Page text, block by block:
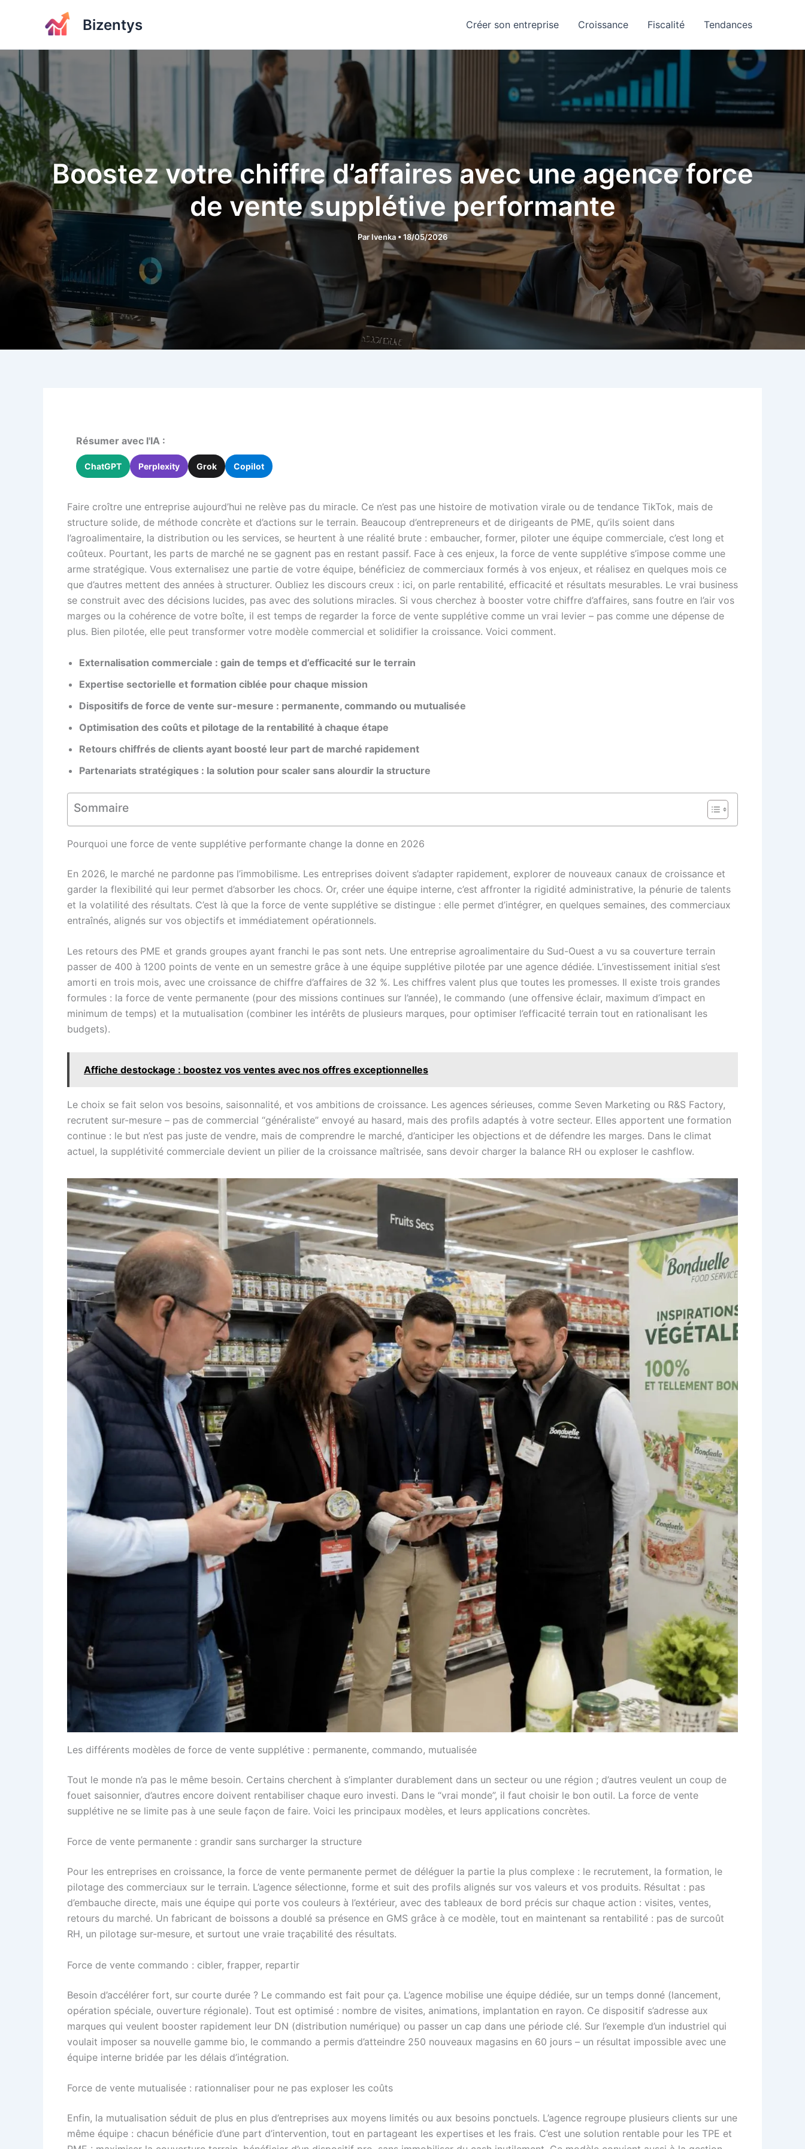
Bizentys Créer son entreprise Croissance Fiscalité Tendances
Boostez votre chiffre d’affaires avec une agence force
de vente supplétive performante
ParIvenka •18/05/2026
Résumer avec l'IA :
ChatGPT Perplexity Grok Copilot
Faire croître une entreprise aujourd’hui ne relève pas du miracle. Ce n’est pas une histoire de motivation virale ou de tendance TikTok, mais de
structure solide, de méthode concrète et d’actions sur le terrain. Beaucoup d’entrepreneurs et de dirigeants de PME, qu’ils soient dans
l’agroalimentaire, la distribution ou les services, se heurtent à une réalité brute : embaucher, former, piloter une équipe commerciale, c’est long et
coûteux. Pourtant, les parts de marché ne se gagnent pas en restant passif. Face à ces enjeux, la force de vente supplétive s’impose comme une
arme stratégique. Vous externalisez une partie de votre équipe, bénéficiez de commerciaux formés à vos enjeux, et réalisez en quelques mois ce
que d’autres mettent des années à structurer. Oubliez les discours creux : ici, on parle rentabilité, efficacité et résultats mesurables. Le vrai business
se construit avec des décisions lucides, pas avec des solutions miracles. Si vous cherchez à booster votre chiffre d’affaires, sans foutre en l’air vos
marges ou la cohérence de votre boîte, il est temps de regarder la force de vente supplétive comme un vrai levier – pas comme une dépense de
plus. Bien pilotée, elle peut transformer votre modèle commercial et solidifier la croissance. Voici comment.
Externalisation commerciale : gain de temps et d’efficacité sur le terrain
Expertise sectorielle et formation ciblée pour chaque mission
Dispositifs de force de vente sur-mesure : permanente, commando ou mutualisée
Optimisation des coûts et pilotage de la rentabilité à chaque étape
Retours chiffrés de clients ayant boosté leur part de marché rapidement
Partenariats stratégiques : la solution pour scaler sans alourdir la structure
Sommaire
Pourquoi une force de vente supplétive performante change la donne en 2026
En 2026, le marché ne pardonne pas l’immobilisme. Les entreprises doivent s’adapter rapidement, explorer de nouveaux canaux de croissance et
garder la flexibilité qui leur permet d’absorber les chocs. Or, créer une équipe interne, c’est affronter la rigidité administrative, la pénurie de talents
et la volatilité des résultats. C’est là que la force de vente supplétive se distingue : elle permet d’intégrer, en quelques semaines, des commerciaux
entraînés, alignés sur vos objectifs et immédiatement opérationnels.
Les retours des PME et grands groupes ayant franchi le pas sont nets. Une entreprise agroalimentaire du Sud-Ouest a vu sa couverture terrain
passer de 400 à 1200 points de vente en un semestre grâce à une équipe supplétive pilotée par une agence dédiée. L’investissement initial s’est
amorti en trois mois, avec une croissance de chiffre d’affaires de 32 %. Les chiffres valent plus que toutes les promesses. Il existe trois grandes
formules : la force de vente permanente (pour des missions continues sur l’année), le commando (une offensive éclair, maximum d’impact en
minimum de temps) et la mutualisation (combiner les intérêts de plusieurs marques, pour optimiser l’efficacité terrain tout en rationalisant les
budgets).
Affiche destockage : boostez vos ventes avec nos offres exceptionnelles
Le choix se fait selon vos besoins, saisonnalité, et vos ambitions de croissance. Les agences sérieuses, comme Seven Marketing ou R&S Factory,
recrutent sur-mesure – pas de commercial “généraliste” envoyé au hasard, mais des profils adaptés à votre secteur. Elles apportent une formation
continue : le but n’est pas juste de vendre, mais de comprendre le marché, d’anticiper les objections et de défendre les marges. Dans le climat
actuel, la supplétivité commerciale devient un pilier de la croissance maîtrisée, sans devoir charger la balance RH ou exploser le cashflow.
Les différents modèles de force de vente supplétive : permanente, commando, mutualisée
Tout le monde n’a pas le même besoin. Certains cherchent à s’implanter durablement dans un secteur ou une région ; d’autres veulent un coup de
fouet saisonnier, d’autres encore doivent rentabiliser chaque euro investi. Dans le “vrai monde”, il faut choisir le bon outil. La force de vente
supplétive ne se limite pas à une seule façon de faire. Voici les principaux modèles, et leurs applications concrètes.
Force de vente permanente : grandir sans surcharger la structure
Pour les entreprises en croissance, la force de vente permanente permet de déléguer la partie la plus complexe : le recrutement, la formation, le
pilotage des commerciaux sur le terrain. L’agence sélectionne, forme et suit des profils alignés sur vos valeurs et vos produits. Résultat : pas
d’embauche directe, mais une équipe qui porte vos couleurs à l’extérieur, avec des tableaux de bord précis sur chaque action : visites, ventes,
retours du marché. Un fabricant de boissons a doublé sa présence en GMS grâce à ce modèle, tout en maintenant sa rentabilité : pas de surcoût
RH, un pilotage sur-mesure, et surtout une vraie traçabilité des résultats.
Force de vente commando : cibler, frapper, repartir
Besoin d’accélérer fort, sur courte durée ? Le commando est fait pour ça. L’agence mobilise une équipe dédiée, sur un temps donné (lancement,
opération spéciale, ouverture régionale). Tout est optimisé : nombre de visites, animations, implantation en rayon. Ce dispositif s’adresse aux
marques qui veulent booster rapidement leur DN (distribution numérique) ou passer un cap dans une période clé. Sur l’exemple d’un industriel qui
voulait imposer sa nouvelle gamme bio, le commando a permis d’atteindre 250 nouveaux magasins en 60 jours – un résultat impossible avec une
équipe interne bridée par les délais d’intégration.
Force de vente mutualisée : rationnaliser pour ne pas exploser les coûts
Enfin, la mutualisation séduit de plus en plus d’entreprises aux moyens limités ou aux besoins ponctuels. L’agence regroupe plusieurs clients sur une
même équipe : chacun bénéficie d’une part d’intervention, tout en partageant les expertises et les frais. C’est une solution rentable pour les TPE et